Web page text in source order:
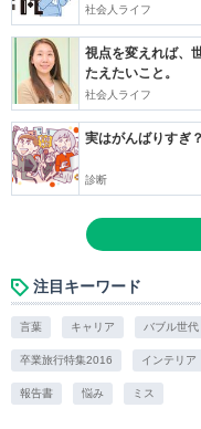
社会人ライフ
視点を変えれば、
たえたいこと。
社会人ライフ
実はがんばりすぎ
診断
注目キーワード
言葉 キャリア バブル世代
卒業旅行特集2016 インテリア
報告書 悩み ミス